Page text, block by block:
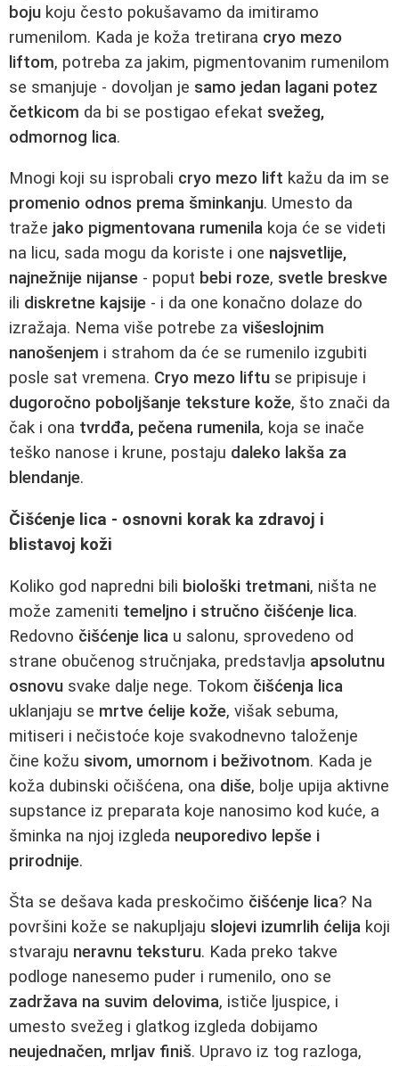
boju koju često pokušavamo da imitiramo
rumenilom. Kada je koža tretirana cryo mezo
liftom, potreba za jakim, pigmentovanim rumenilom
se smanjuje - dovoljan je samo jedan lagani potez
četkicom da bi se postigao efekat svežeg,
odmornog lica.
Mnogi koji su isprobali cryo mezo lift kažu da im se
promenio odnos prema šminkanju. Umesto da
traže jako pigmentovana rumenila koja će se videti
na licu, sada mogu da koriste i one najsvetlije,
najnežnije nijanse - poput bebi roze, svetle breskve
ili diskretne kajsije - i da one konačno dolaze do
izražaja. Nema više potrebe za višeslojnim
nanošenjem i strahom da će se rumenilo izgubiti
posle sat vremena. Cryo mezo liftu se pripisuje i
dugoročno poboljšanje teksture kože, što znači da
čak i ona tvrdđa, pečena rumenila, koja se inače
teško nanose i krune, postaju daleko lakša za
blendanje.
Čišćenje lica - osnovni korak ka zdravoj i
blistavoj koži
Koliko god napredni bili biološki tretmani, ništa ne
može zameniti temeljno i stručno čišćenje lica.
Redovno čišćenje lica u salonu, sprovedeno od
strane obučenog stručnjaka, predstavlja apsolutnu
osnovu svake dalje nege. Tokom čišćenja lica
uklanjaju se mrtve ćelije kože, višak sebuma,
mitiseri i nečistoće koje svakodnevno taloženje
čine kožu sivom, umornom i beživotnom. Kada je
koža dubinski očišćena, ona diše, bolje upija aktivne
supstance iz preparata koje nanosimo kod kuće, a
šminka na njoj izgleda neuporedivo lepše i
prirodnije.
Šta se dešava kada preskočimo čišćenje lica? Na
površini kože se nakupljaju slojevi izumrlih ćelija koji
stvaraju neravnu teksturu. Kada preko takve
podloge nanesemo puder i rumenilo, ono se
zadržava na suvim delovima, ističe ljuspice, i
umesto svežeg i glatkog izgleda dobijamo
neujednačen, mrljav finiš. Upravo iz tog razloga,